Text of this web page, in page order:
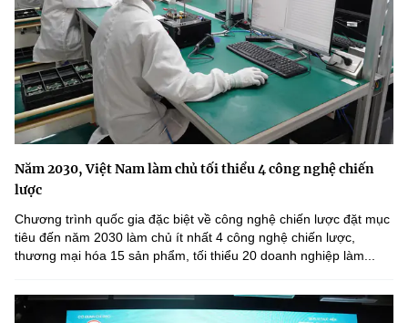
Năm 2030, Việt Nam làm chủ tối thiểu 4 công nghệ chiến
lược
Chương trình quốc gia đặc biệt về công nghệ chiến lược đặt mục
tiêu đến năm 2030 làm chủ ít nhất 4 công nghệ chiến lược,
thương mại hóa 15 sản phẩm, tối thiểu 20 doanh nghiệp làm...